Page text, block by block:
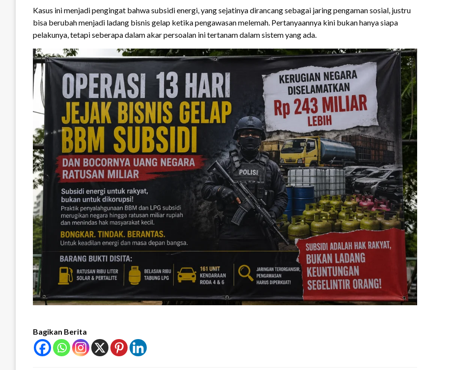
Kasus ini menjadi pengingat bahwa subsidi energi, yang sejatinya dirancang sebagai jaring pengaman sosial, justru
bisa berubah menjadi ladang bisnis gelap ketika pengawasan melemah. Pertanyaannya kini bukan hanya siapa
pelakunya, tetapi seberapa dalam akar persoalan ini tertanam dalam sistem yang ada.
Bagikan Berita